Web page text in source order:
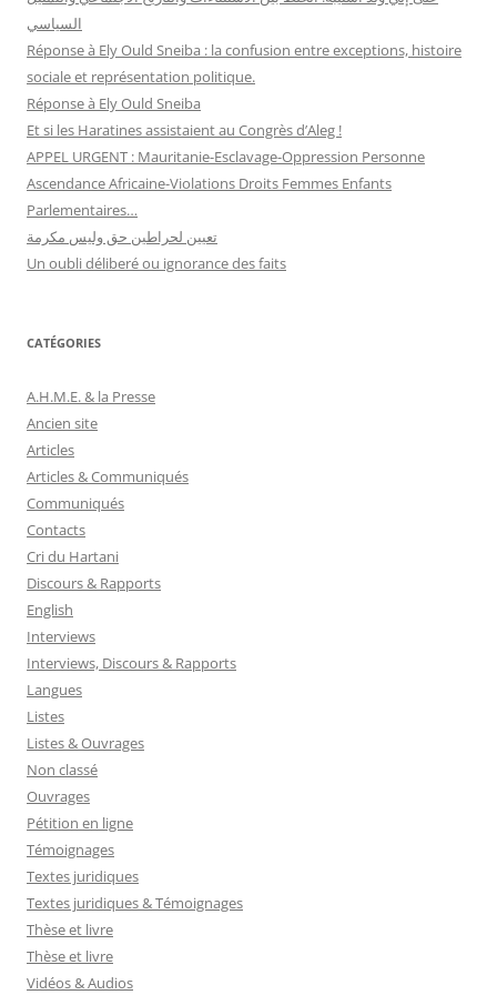
السياسي
Réponse à Ely Ould Sneiba : la confusion entre exceptions, histoire
sociale et représentation politique.
Réponse à Ely Ould Sneiba
Et si les Haratines assistaient au Congrès d’Aleg !
APPEL URGENT : Mauritanie-Esclavage-Oppression Personne
Ascendance Africaine-Violations Droits Femmes Enfants
Parlementaires…
تعيين لحراطين حق وليس مكرمة
Un oubli déliberé ou ignorance des faits
CATÉGORIES
A.H.M.E. & la Presse
Ancien site
Articles
Articles & Communiqués
Communiqués
Contacts
Cri du Hartani
Discours & Rapports
English
Interviews
Interviews, Discours & Rapports
Langues
Listes
Listes & Ouvrages
Non classé
Ouvrages
Pétition en ligne
Témoignages
Textes juridiques
Textes juridiques & Témoignages
Thèse et livre
Thèse et livre
Vidéos & Audios